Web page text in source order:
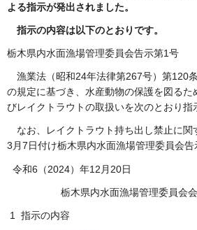
よる指示が発出されました。
指示の内容は以下のとおりです。
栃木県内水面漁場管理委員会告示第1号
漁業法（昭和24年法律第267号）第120
の規定に基づき、水産動物の保護を図るた
びレイクトラウトの取扱いを次のとおり指
なお、レイクトラウト持ち出し禁止に
3月7日付け栃木県内水面漁場管理委員会告
令和6（2024）年12月20日
栃木県内水面漁場管理委員会
1 指示の内容